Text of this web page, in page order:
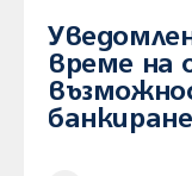
време на
банкиране